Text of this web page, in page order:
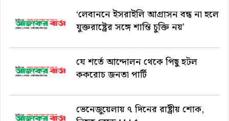
‘লেবাননে ইসরাইলি আগ্রাসন বন্ধ না হলে
যুক্তরাষ্ট্রের সঙ্গে শান্তি চুক্তি নয়’
যে শর্তে আন্দোলন থেকে পিছু হটল
ককরোচ জনতা পার্টি
ভেনেজুয়েলায় ৭ দিনের রাষ্ট্রীয় শোক,